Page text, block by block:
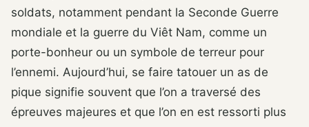
soldats, notamment pendant la Seconde Guerre
mondiale et la guerre du Viêt Nam, comme un
porte-bonheur ou un symbole de terreur pour
l’ennemi. Aujourd’hui, se faire tatouer un as de
pique signifie souvent que l’on a traversé des
épreuves majeures et que l’on en est ressorti plus